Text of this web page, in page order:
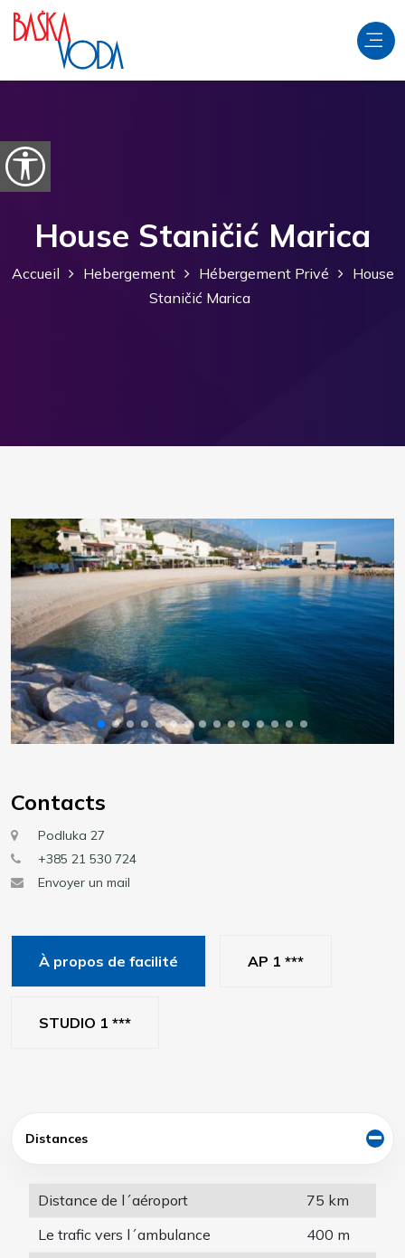
Aller au contenu
Ouvrir les options d'accessibilité
House Staničić Marica
Accueil Hebergement Hébergement Privé
House
Staničić Marica
Contacts
Podluka 27
+385 21 530 724
Envoyer un mail
À propos de facilité AP 1 ***
STUDIO 1 ***
Distances
Distance de l´aéroport
75 km
Le trafic vers l´ambulance
400 m